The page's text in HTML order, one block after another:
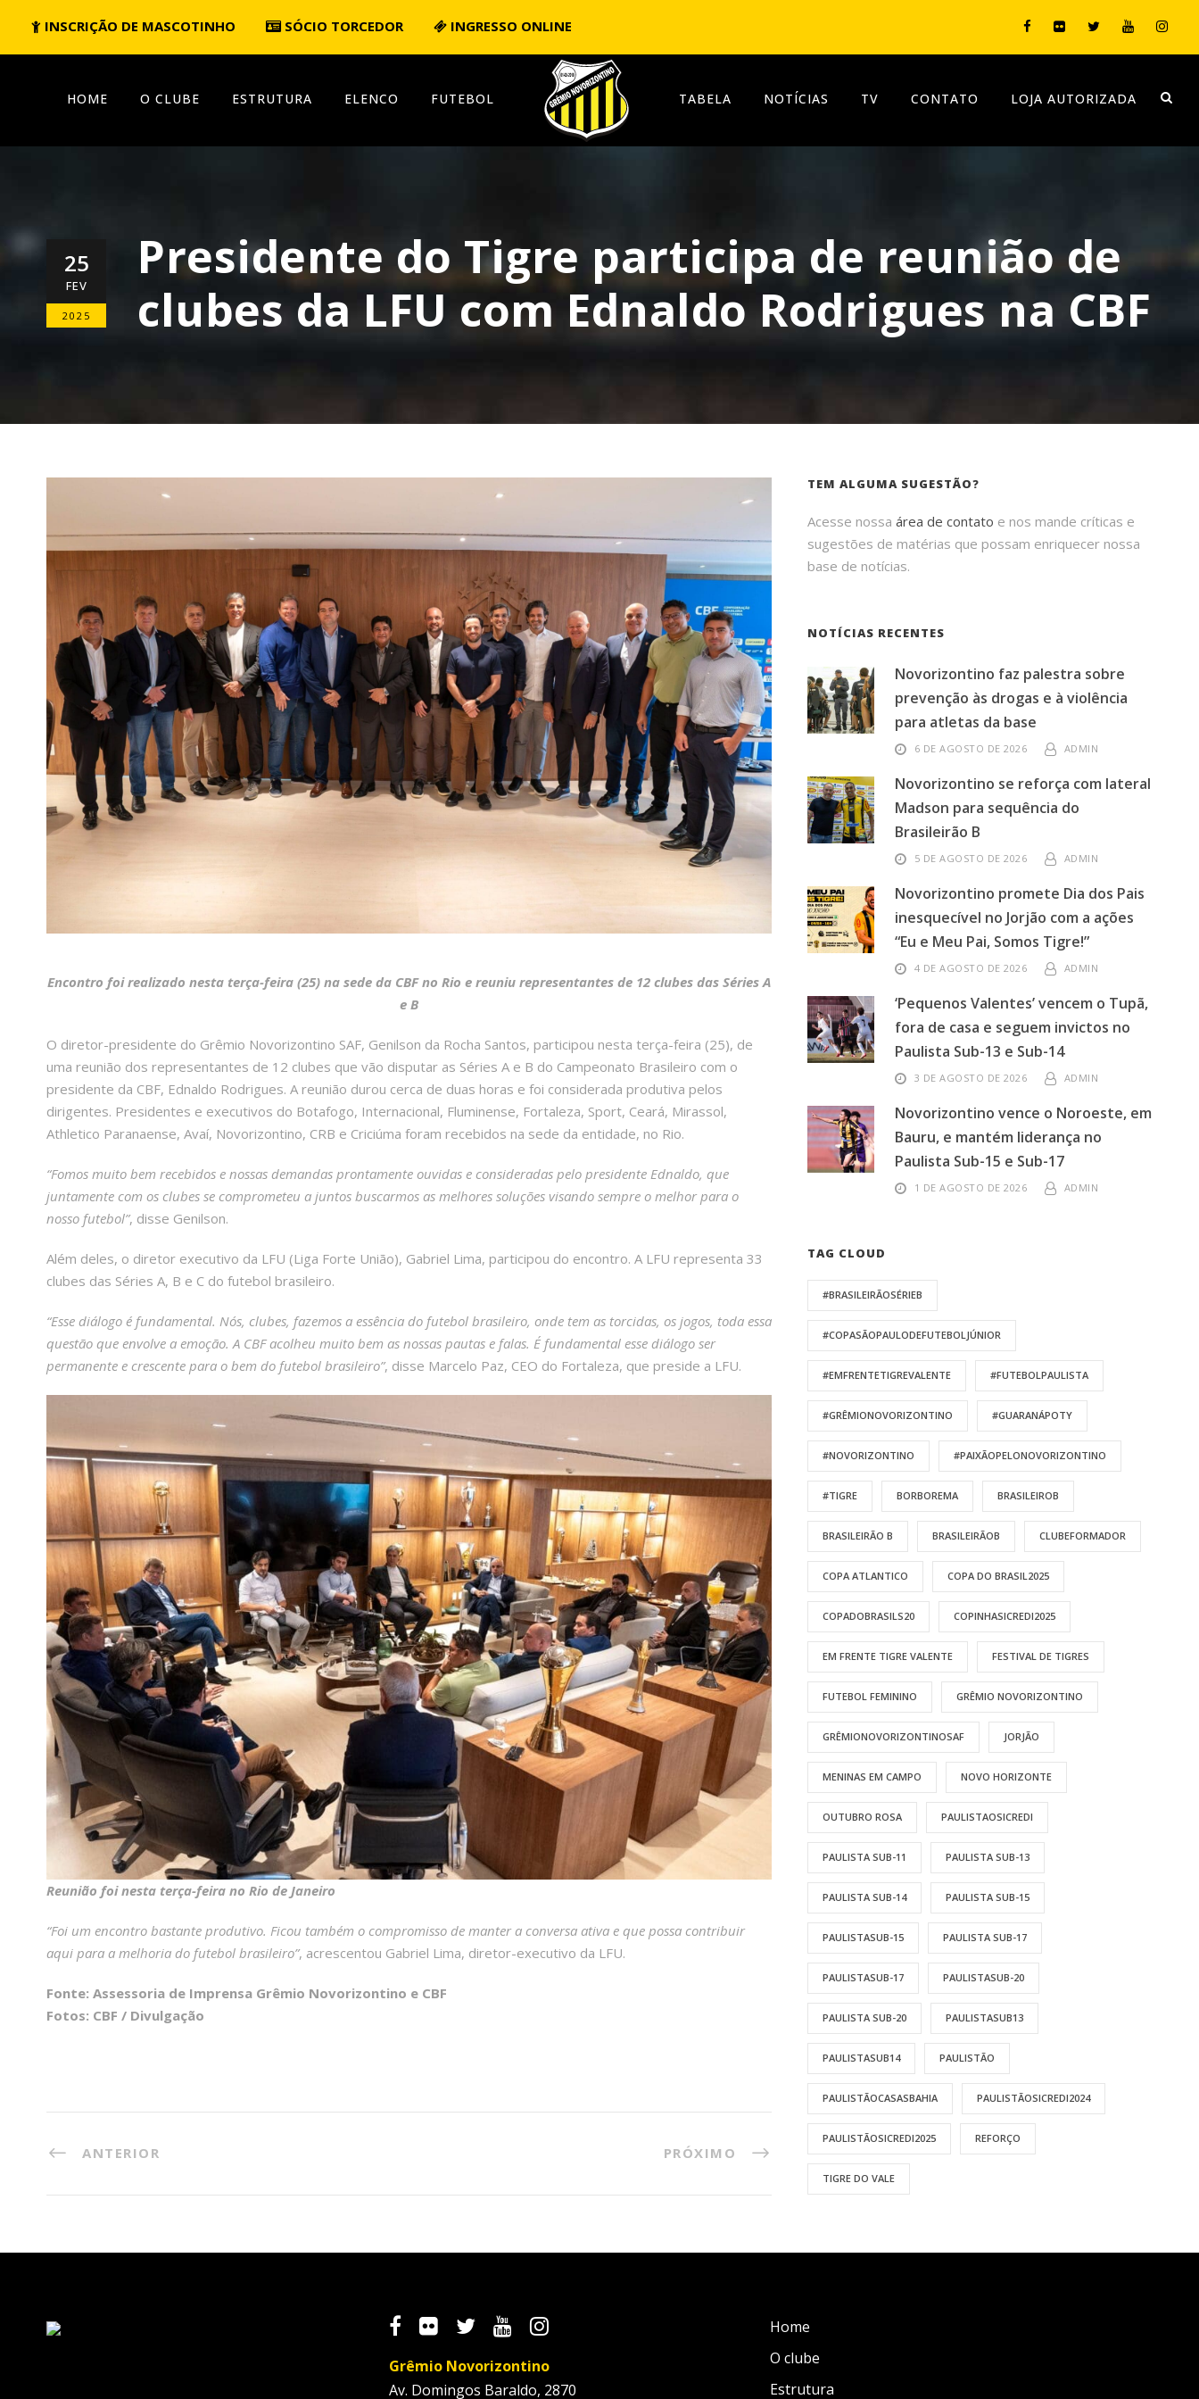
INSCRIÇÃO DE MASCOTINHO SÓCIO TORCEDOR INGRESSO ONLINE
HOME O CLUBE ESTRUTURA ELENCO FUTEBOL TABELA NOTÍCIAS TV CONTATO LOJA AUTORIZADA
25
FEV
2025
Presidente do Tigre participa de reunião de
clubes da LFU com Ednaldo Rodrigues na CBF
Encontro foi realizado nesta terça-feira (25) na sede da CBF no Rio e reuniu representantes de 12 clubes das Séries A
e B
O diretor-presidente do Grêmio Novorizontino SAF, Genilson da Rocha Santos, participou nesta terça-feira (25), de
uma reunião dos representantes de 12 clubes que vão disputar as Séries A e B do Campeonato Brasileiro com o
presidente da CBF, Ednaldo Rodrigues. A reunião durou cerca de duas horas e foi considerada produtiva pelos
dirigentes. Presidentes e executivos do Botafogo, Internacional, Fluminense, Fortaleza, Sport, Ceará, Mirassol,
Athletico Paranaense, Avaí, Novorizontino, CRB e Criciúma foram recebidos na sede da entidade, no Rio.
“Fomos muito bem recebidos e nossas demandas prontamente ouvidas e consideradas pelo presidente Ednaldo, que
juntamente com os clubes se comprometeu a juntos buscarmos as melhores soluções visando sempre o melhor para o
nosso futebol”, disse Genilson.
Além deles, o diretor executivo da LFU (Liga Forte União), Gabriel Lima, participou do encontro. A LFU representa 33
clubes das Séries A, B e C do futebol brasileiro.
“Esse diálogo é fundamental. Nós, clubes, fazemos a essência do futebol brasileiro, onde tem as torcidas, os jogos, toda essa
questão que envolve a emoção. A CBF acolheu muito bem as nossas pautas e falas. É fundamental esse diálogo ser
permanente e crescente para o bem do futebol brasileiro”, disse Marcelo Paz, CEO do Fortaleza, que preside a LFU.
Reunião foi nesta terça-feira no Rio de Janeiro
“Foi um encontro bastante produtivo. Ficou também o compromisso de manter a conversa ativa e que possa contribuir
aqui para a melhoria do futebol brasileiro”, acrescentou Gabriel Lima, diretor-executivo da LFU.
Fonte: Assessoria de Imprensa Grêmio Novorizontino e CBF
Fotos: CBF / Divulgação
ANTERIOR PRÓXIMO
TEM ALGUMA SUGESTÃO?
Acesse nossaárea de contato e nos mande críticas e
sugestões de matérias que possam enriquecer nossa
base de notícias.
NOTÍCIAS RECENTES
Novorizontino faz palestra sobre
prevenção às drogas e à violência
para atletas da base
6 DE AGOSTO DE 2026 ADMIN
Novorizontino se reforça com lateral
Madson para sequência do
Brasileirão B
5 DE AGOSTO DE 2026 ADMIN
Novorizontino promete Dia dos Pais
inesquecível no Jorjão com a ações
“Eu e Meu Pai, Somos Tigre!”
4 DE AGOSTO DE 2026 ADMIN
‘Pequenos Valentes’ vencem o Tupã,
fora de casa e seguem invictos no
Paulista Sub-13 e Sub-14
3 DE AGOSTO DE 2026 ADMIN
Novorizontino vence o Noroeste, em
Bauru, e mantém liderança no
Paulista Sub-15 e Sub-17
1 DE AGOSTO DE 2026 ADMIN
TAG CLOUD
#BRASILEIRÃOSÉRIEB
#COPASÃOPAULODEFUTEBOLJÚNIOR
#EMFRENTETIGREVALENTE #FUTEBOLPAULISTA
#GRÊMIONOVORIZONTINO #GUARANÁPOTY
#NOVORIZONTINO #PAIXÃOPELONOVORIZONTINO
#TIGRE BORBOREMA BRASILEIROB
BRASILEIRÃO B BRASILEIRÃOB CLUBEFORMADOR
COPA ATLANTICO COPA DO BRASIL2025
COPADOBRASILS20 COPINHASICREDI2025
EM FRENTE TIGRE VALENTE FESTIVAL DE TIGRES
FUTEBOL FEMININO GRÊMIO NOVORIZONTINO
GRÊMIONOVORIZONTINOSAF JORJÃO
MENINAS EM CAMPO NOVO HORIZONTE
OUTUBRO ROSA PAULISTAOSICREDI
PAULISTA SUB-11 PAULISTA SUB-13
PAULISTA SUB-14 PAULISTA SUB-15
PAULISTASUB-15 PAULISTA SUB-17
PAULISTASUB-17 PAULISTASUB-20
PAULISTA SUB-20 PAULISTASUB13
PAULISTASUB14 PAULISTÃO
PAULISTÃOCASASBAHIA PAULISTÃOSICREDI2024
PAULISTÃOSICREDI2025 REFORÇO
TIGRE DO VALE
Grêmio Novorizontino
Av. Domingos Baraldo, 2870
Home
O clube
Estrutura